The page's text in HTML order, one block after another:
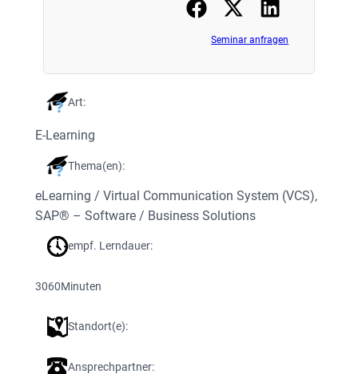
Seminar anfragen
Art:
E-Learning
Thema(en):
eLearning / Virtual Communication System (VCS),
SAP® – Software / Business Solutions
empf. Lerndauer:
3060Minuten
Standort(e):
Ansprechpartner: